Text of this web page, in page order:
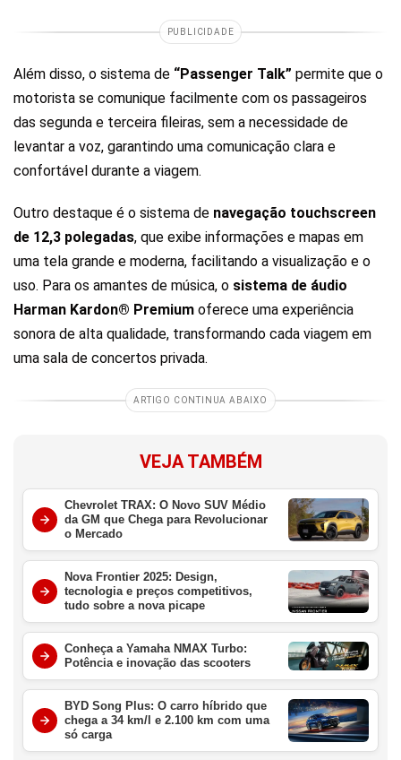
PUBLICIDADE
Além disso, o sistema de “Passenger Talk” permite que o
motorista se comunique facilmente com os passageiros
das segunda e terceira fileiras, sem a necessidade de
levantar a voz, garantindo uma comunicação clara e
confortável durante a viagem.
Outro destaque é o sistema de navegação touchscreen
de 12,3 polegadas, que exibe informações e mapas em
uma tela grande e moderna, facilitando a visualização e o
uso. Para os amantes de música, o sistema de áudio
Harman Kardon® Premium oferece uma experiência
sonora de alta qualidade, transformando cada viagem em
uma sala de concertos privada.
ARTIGO CONTINUA ABAIXO
VEJA TAMBÉM
Chevrolet TRAX: O Novo SUV Médio
da GM que Chega para Revolucionar
o Mercado
Nova Frontier 2025: Design,
tecnologia e preços competitivos,
tudo sobre a nova picape
Conheça a Yamaha NMAX Turbo:
Potência e inovação das scooters
BYD Song Plus: O carro híbrido que
chega a 34 km/l e 2.100 km com uma
só carga